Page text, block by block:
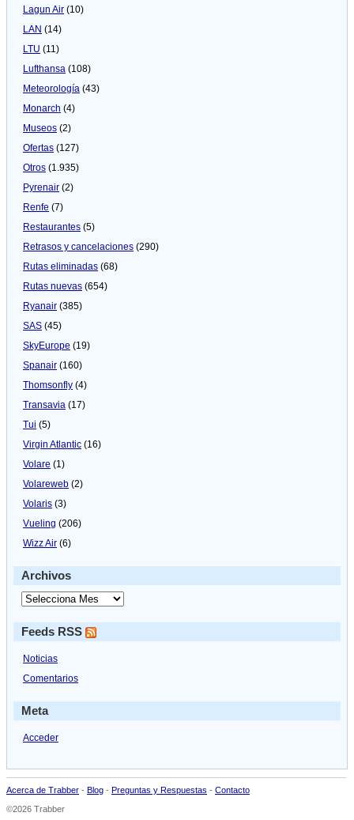
Lagun Air (10)
LAN (14)
LTU (11)
Lufthansa (108)
Meteorologí­a (43)
Monarch (4)
Museos (2)
Ofertas (127)
Otros (1.935)
Pyrenair (2)
Renfe (7)
Restaurantes (5)
Retrasos y cancelaciones (290)
Rutas eliminadas (68)
Rutas nuevas (654)
Ryanair (385)
SAS (45)
SkyEurope (19)
Spanair (160)
Thomsonfly (4)
Transavia (17)
Tui (5)
Virgin Atlantic (16)
Volare (1)
Volareweb (2)
Volaris (3)
Vueling (206)
Wizz Air (6)
Archivos
Feeds RSS
Noticias
Comentarios
Meta
Acceder
Acerca de Trabber - Blog - Preguntas y Respuestas - Contacto
©2026 Trabber